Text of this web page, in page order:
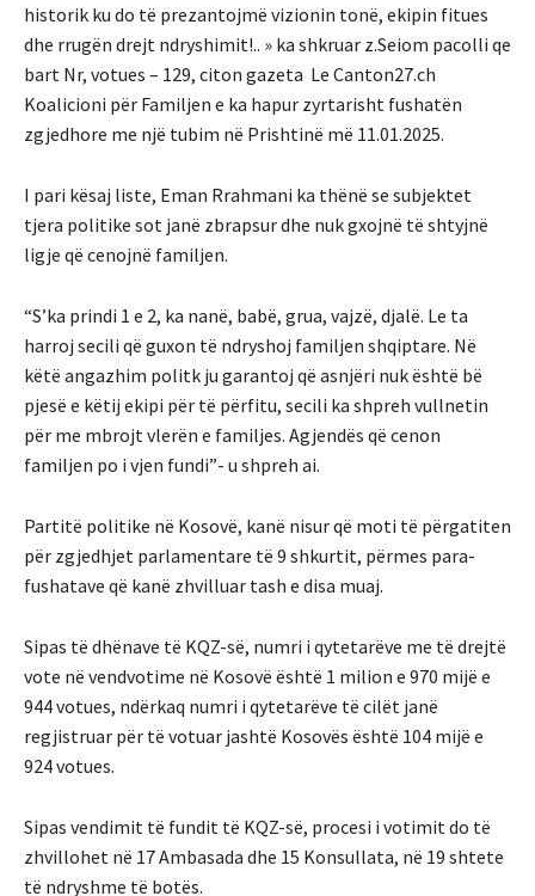
historik ku do të prezantojmë vizionin tonë, ekipin fitues
dhe rrugën drejt ndryshimit!.. » ka shkruar z.Seiom pacolli qe
bart Nr, votues – 129, citon gazeta Le Canton27.ch
Koalicioni për Familjen e ka hapur zyrtarisht fushatën
zgjedhore me një tubim në Prishtinë më 11.01.2025.
I pari kësaj liste, Eman Rrahmani ka thënë se subjektet
tjera politike sot janë zbrapsur dhe nuk gxojnë të shtyjnë
ligje që cenojnë familjen.
“S’ka prindi 1 e 2, ka nanë, babë, grua, vajzë, djalë. Le ta
harroj secili që guxon të ndryshoj familjen shqiptare. Në
këtë angazhim politk ju garantoj që asnjëri nuk është bë
pjesë e këtij ekipi për të përfitu, secili ka shpreh vullnetin
për me mbrojt vlerën e familjes. Agjendës që cenon
familjen po i vjen fundi”- u shpreh ai.
Partitë politike në Kosovë, kanё nisur qё moti tё përgatiten
për zgjedhjet parlamentare të 9 shkurtit, pёrmes para-
fushatave qё kanё zhvilluar tash e disa muaj.
Sipas të dhënave të KQZ-së, numri i qytetarëve me të drejtë
vote në vendvotime në Kosovë është 1 milion e 970 mijë e
944 votues, ndërkaq numri i qytetarëve të cilët janë
regjistruar për të votuar jashtë Kosovës është 104 mijë e
924 votues.
Sipas vendimit të fundit të KQZ-së, procesi i votimit do të
zhvillohet në 17 Ambasada dhe 15 Konsullata, në 19 shtete
të ndryshme të botës.